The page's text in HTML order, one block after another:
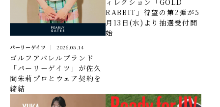
パーリーゲイツ 2026.05.14
ゴルフアパレルブランド
「パーリーゲイツ」が佐久
間朱莉プロとウェア契約を
締結
ィレクション「GOLD
RABBIT」待望の第2弾が5
月13日(水)より抽選受付開
始